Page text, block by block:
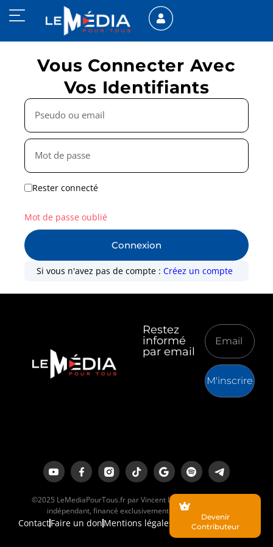
Vous Connecter Avec
Vos Identifiants
Rester connecté
Connexion
Mot de passe oublié
Si vous n'avez pas de compte :Créez un compte
Restez
informé
par email
M'inscrire
©2025 LeMediaPourTous.fr par Vincent Lapierre est un média
indépendant, financé exclusivement par ses lecteurs.
ContactFaire un don Mentions légales
Devenir
Contributeur